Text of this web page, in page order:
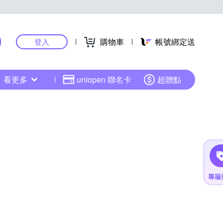
登入 購物車 帳號綁定送
看更多 uniopen 聯名卡 超贈點